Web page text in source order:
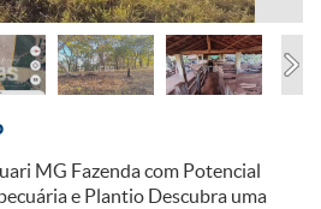
MG Fazenda com Potencial
e Plantio Descubra uma